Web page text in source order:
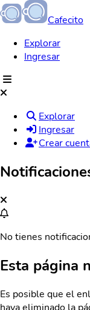
Cafecito
Explorar
Ingresar
Explorar
Ingresar
Crear
No tienes
Esta página
Es posible que el